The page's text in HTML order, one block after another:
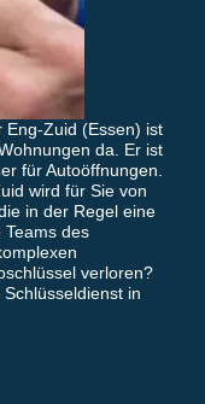
Eng-Zuid (Essen) ist
da. Er ist
für Autoöffnungen.
wird für Sie von
in der Regel eine
des
verloren?
in